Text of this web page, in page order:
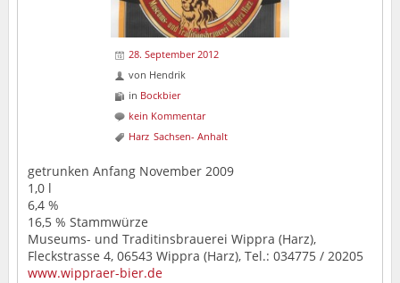
28. September 2012
von Hendrik
in Bockbier
kein Kommentar
Harz Sachsen- Anhalt
getrunken Anfang November 2009
1,0 l
6,4 %
16,5 % Stammwürze
Museums- und Traditinsbrauerei Wippra (Harz),
Fleckstrasse 4, 06543 Wippra (Harz), Tel.: 034775 / 20205
www.wippraer-bier.de